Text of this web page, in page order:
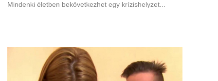
Mindenki életben bekövetkezhet egy krízishelyzet...